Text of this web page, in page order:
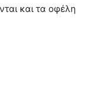
και τα οφέλη